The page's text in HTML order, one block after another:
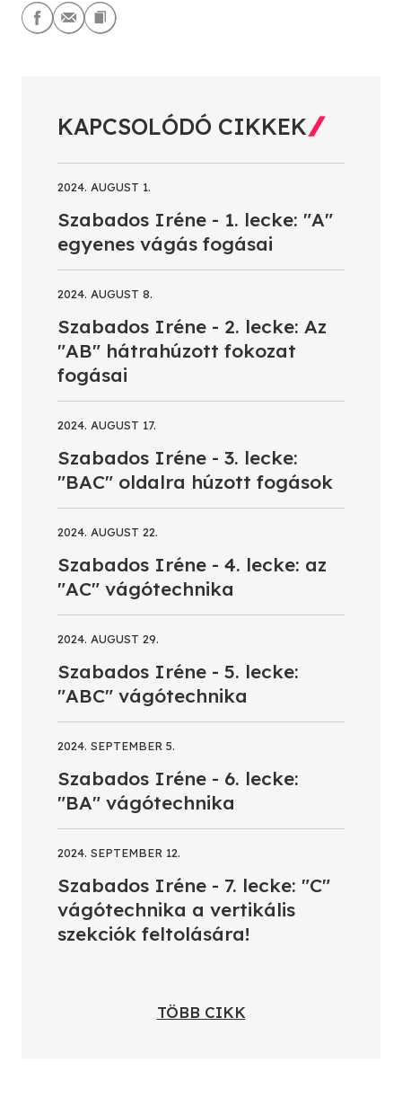
KAPCSOLÓDÓ CIKKEK
2024. AUGUST 1.
Szabados Iréne - 1. lecke: "A"
egyenes vágás fogásai
2024. AUGUST 8.
Szabados Iréne - 2. lecke: Az
"AB" hátrahúzott fokozat
fogásai
2024. AUGUST 17.
Szabados Iréne - 3. lecke:
"BAC" oldalra húzott fogások
2024. AUGUST 22.
Szabados Iréne - 4. lecke: az
"AC" vágótechnika
2024. AUGUST 29.
Szabados Iréne - 5. lecke:
"ABC" vágótechnika
2024. SEPTEMBER 5.
Szabados Iréne - 6. lecke:
"BA" vágótechnika
2024. SEPTEMBER 12.
Szabados Iréne - 7. lecke: "C"
vágótechnika a vertikális
szekciók feltolására!
TÖBB CIKK